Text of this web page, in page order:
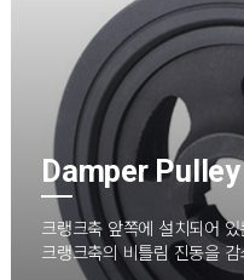
Damper Pulley
크랭크축 앞쪽에 설치되어
크랭크축의 비틀림 진동을